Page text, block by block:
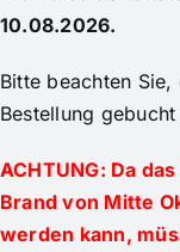
10.08.2026.
Bitte beachten
Bestellung
ACHTUNG: Da
Brand von Mitte
werden kann,